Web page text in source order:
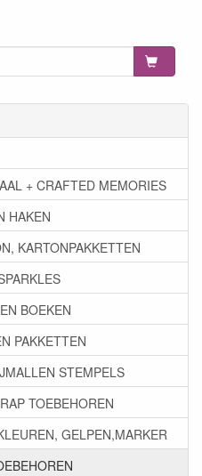
+ CRAFTED MEMORIES
HAKEN
KARTONPAKKETTEN
BOEKEN
PAKKETTEN
STEMPELS
TOEBEHOREN
GELPEN,MARKER